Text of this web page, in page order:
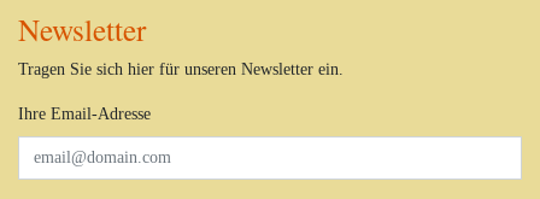
Newsletter
Tragen Sie sich hier für unseren Newsletter ein.
Ihre Email-Adresse